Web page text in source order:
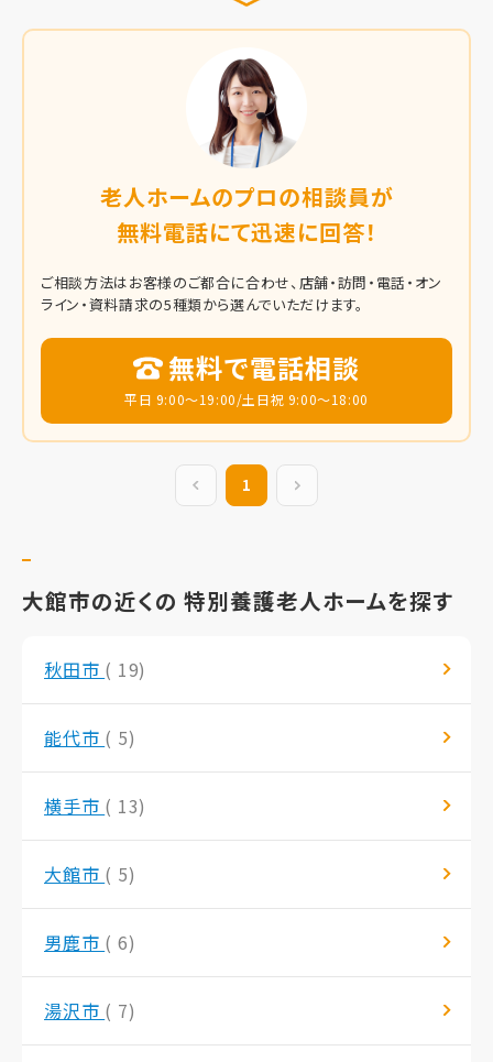
老人ホームのプロの相談員が
無料電話にて迅速に回答！
ご相談方法はお客様のご都合に合わせ、店舗・訪問・電話・オン
ライン・資料請求の5種類から選んでいただけます。
無料で電話相談
平日 9:00～19:00/土日祝 9:00～18:00
前の20件
1
大館市の近くの 特別養護老人ホームを探す
秋田市 ( 19)
能代市 ( 5)
横手市 ( 13)
大館市 ( 5)
男鹿市 ( 6)
湯沢市 ( 7)